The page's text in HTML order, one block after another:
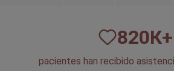
820К+
pacientes han recibido